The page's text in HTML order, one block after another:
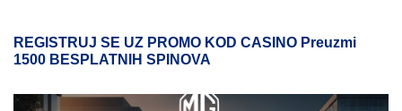
REGISTRUJ SE UZ PROMO KOD CASINO Preuzmi
1500 BESPLATNIH SPINOVA